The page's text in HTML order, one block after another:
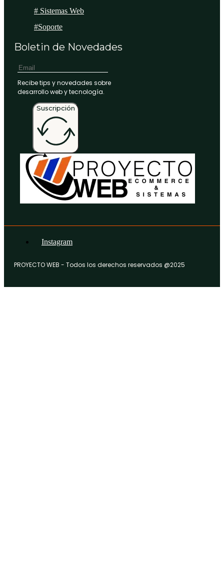
# Sistemas Web
#Soporte
Boletin de Novedades
Recibe tips y novedades sobre
desarrollo web y tecnología.
Suscripción
Instagram
PROYECTO WEB - Todos los derechos reservados @2025